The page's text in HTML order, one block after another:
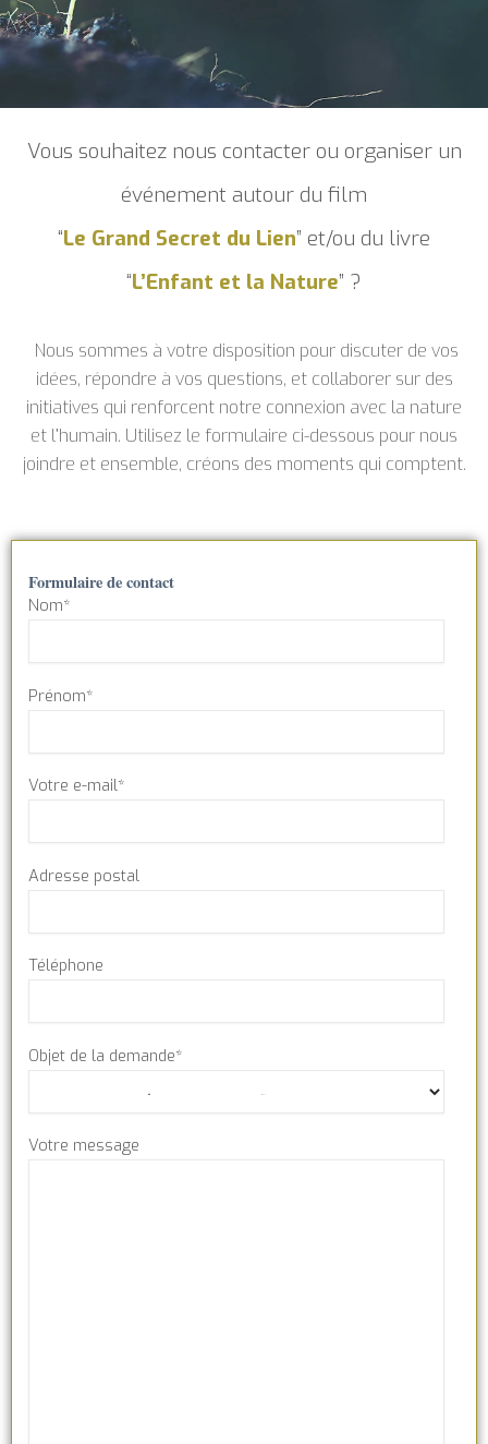
Vous souhaitez nous contacter ou organiser un
événement autour du film
“Le Grand Secret du Lien” et/ou du livre
“L’Enfant et la Nature” ?
Nous sommes à votre disposition pour discuter de vos
idées, répondre à vos questions, et collaborer sur des
initiatives qui renforcent notre connexion avec la nature
et l’humain. Utilisez le formulaire ci-dessous pour nous
joindre et ensemble, créons des moments qui comptent.
Formulaire de contact
Nom*
Prénom*
Votre e-mail*
Adresse postal
Téléphone
Objet de la demande*
Votre message